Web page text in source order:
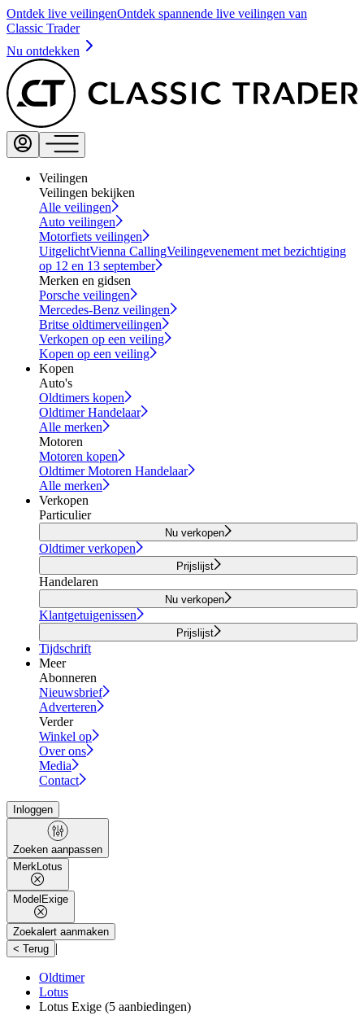
Ontdek live veilingenOntdek spannende live veilingen van
Classic Trader
Nu ontdekken
Veilingen
Veilingen bekijken
Alle veilingen
Auto veilingen
Motorfiets veilingen
UitgelichtVienna CallingVeilingevenement met bezichtiging
op 12 en 13 september
Merken en gidsen
Porsche veilingen
Mercedes-Benz veilingen
Britse oldtimerveilingen
Verkopen op een veiling
Kopen op een veiling
Kopen
Auto's
Oldtimers kopen
Oldtimer Handelaar
Alle merken
Motoren
Motoren kopen
Oldtimer Motoren Handelaar
Alle merken
Verkopen
Particulier
Nu verkopen
Oldtimer verkopen
Prijslijst
Handelaren
Nu verkopen
Klantgetuigenissen
Prijslijst
Tijdschrift
Meer
Abonneren
Nieuwsbrief
Adverteren
Verder
Winkel op
Over ons
Media
Contact
Inloggen
Zoeken aanpassen
MerkLotus
Model Exige
Zoekalert aanmaken
< Terug |
Oldtimer
Lotus
Lotus Exige (5 aanbiedingen)